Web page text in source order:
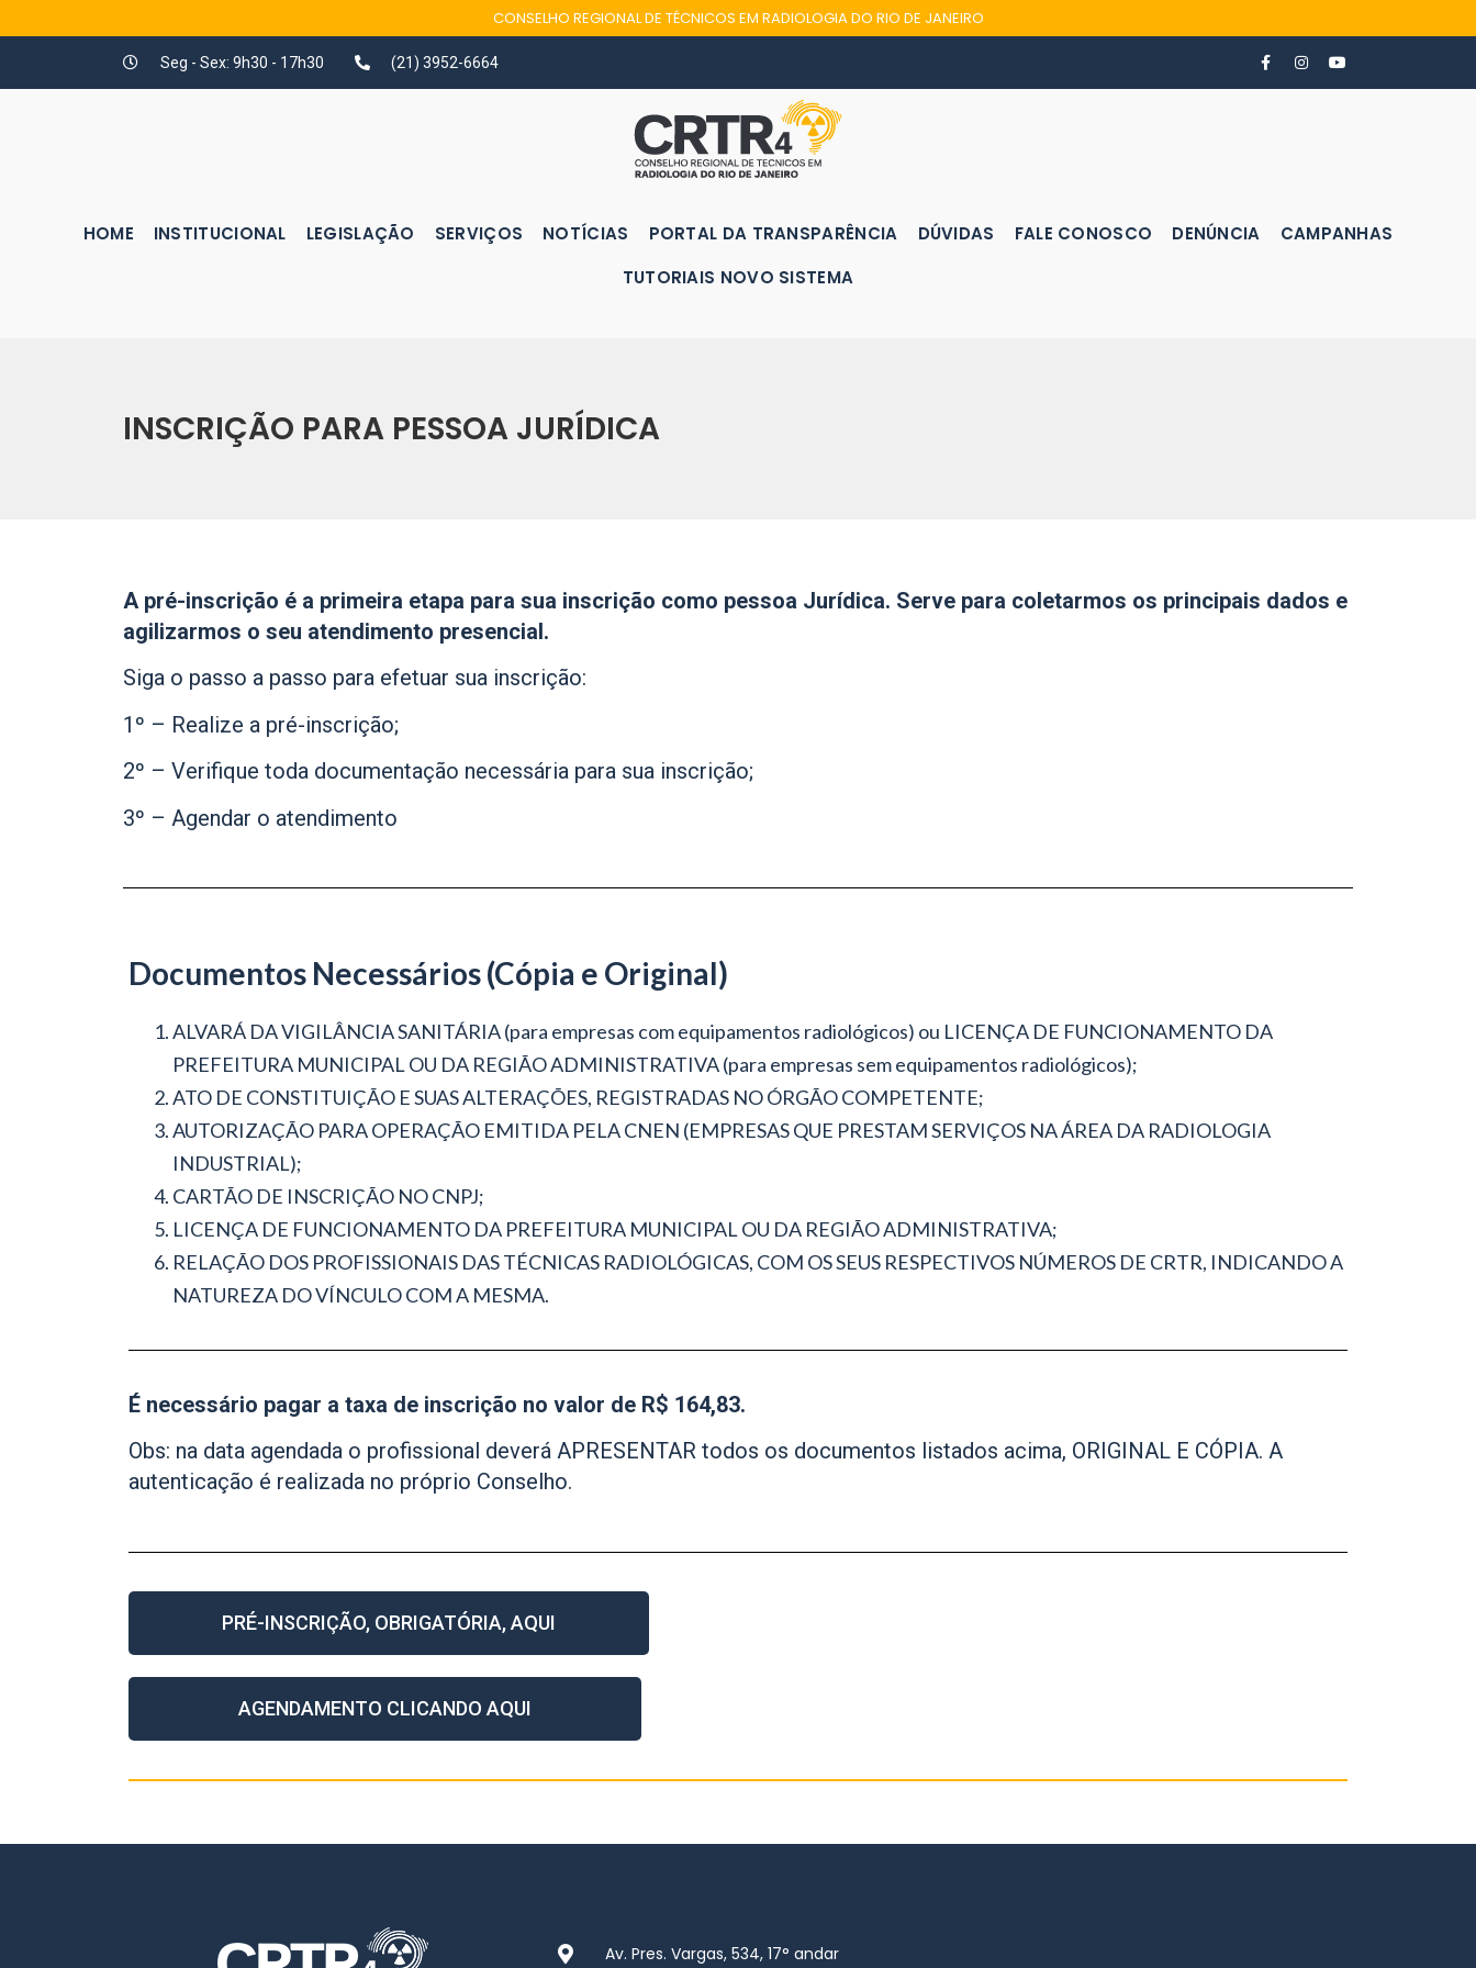
CONSELHO REGIONAL DE TÉCNICOS EM RADIOLOGIA DO RIO DE JANEIRO
Seg - Sex: 9h30 - 17h30 (21) 3952-6664
HOME INSTITUCIONAL LEGISLAÇÃO SERVIÇOS NOTÍCIAS PORTAL DA TRANSPARÊNCIA DÚVIDAS FALE CONOSCO DENÚNCIA
CAMPANHAS
TUTORIAIS NOVO SISTEMA
INSCRIÇÃO PARA PESSOA JURÍDICA
A pré-inscrição é a primeira etapa para sua inscrição como pessoa Jurídica. Serve para coletarmos os principais dados e
agilizarmos o seu atendimento presencial.
Siga o passo a passo para efetuar sua inscrição:
1º – Realize a pré-inscrição;
2º – Verifique toda documentação necessária para sua inscrição;
3º – Agendar o atendimento
Documentos Necessários (Cópia e Original)
ALVARÁ DA VIGILÂNCIA SANITÁRIA (para empresas com equipamentos radiológicos) ou LICENÇA DE FUNCIONAMENTO DA
PREFEITURA MUNICIPAL OU DA REGIÃO ADMINISTRATIVA (para empresas sem equipamentos radiológicos);
ATO DE CONSTITUIÇÃO E SUAS ALTERAÇÕES, REGISTRADAS NO ÓRGÃO COMPETENTE;
AUTORIZAÇÃO PARA OPERAÇÃO EMITIDA PELA CNEN (EMPRESAS QUE PRESTAM SERVIÇOS NA ÁREA DA RADIOLOGIA
INDUSTRIAL);
CARTÃO DE INSCRIÇÃO NO CNPJ;
LICENÇA DE FUNCIONAMENTO DA PREFEITURA MUNICIPAL OU DA REGIÃO ADMINISTRATIVA;
RELAÇÃO DOS PROFISSIONAIS DAS TÉCNICAS RADIOLÓGICAS, COM OS SEUS RESPECTIVOS NÚMEROS DE CRTR, INDICANDO A
NATUREZA DO VÍNCULO COM A MESMA.
É necessário pagar a taxa de inscrição no valor de R$ 164,83.
Obs: na data agendada o profissional deverá APRESENTAR todos os documentos listados acima, ORIGINAL E CÓPIA. A
autenticação é realizada no próprio Conselho.
PRÉ-INSCRIÇÃO, OBRIGATÓRIA, AQUI
AGENDAMENTO CLICANDO AQUI
Av. Pres. Vargas, 534, 17° andar